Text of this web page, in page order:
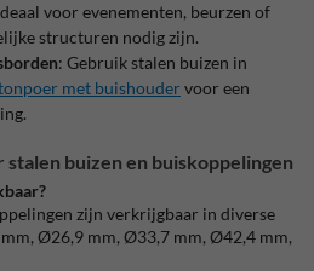
voor evenementen, beurzen of
structuren nodig zijn.
: Gebruik stalen buizen in
met buishouder voor een
buizen en buiskoppelingen
zijn verkrijgbaar in diverse
Ø26,9 mm, Ø33,7 mm, Ø42,4 mm,